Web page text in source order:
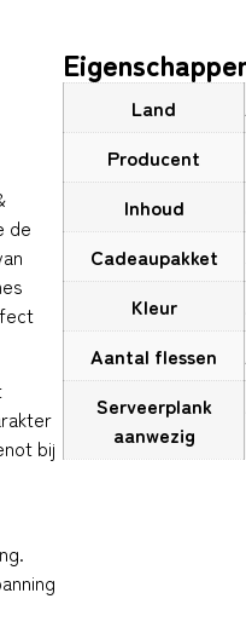
de
bij
Land
Producent
Inhoud
Cadeaupakket
Kleur
Aantal flessen
Serveerplank
aanwezig